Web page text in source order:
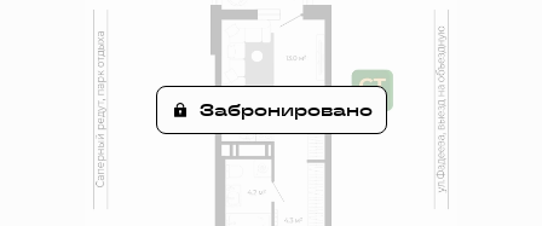
Забронировано